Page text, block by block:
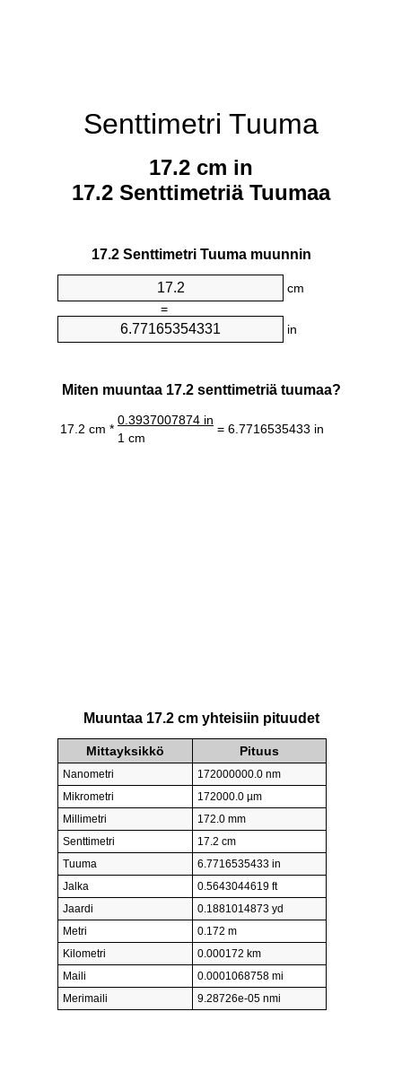
Senttimetri Tuuma
17.2 cm in
17.2 Senttimetriä Tuumaa
17.2 Senttimetri Tuuma muunnin
cm
=
in
Miten muuntaa 17.2 senttimetriä tuumaa?
17.2 cm *
0.3937007874 in
= 6.7716535433 in
1 cm
Muuntaa 17.2 cm yhteisiin pituudet
Mittayksikkö Pituus
Nanometri
172000000.0 nm
Mikrometri
172000.0 µm
Millimetri
172.0 mm
Senttimetri
17.2 cm
Tuuma
6.7716535433 in
Jalka
0.5643044619 ft
Jaardi
0.1881014873 yd
Metri
0.172 m
Kilometri
0.000172 km
Maili
0.0001068758 mi
Merimaili
9.28726e-05 nmi